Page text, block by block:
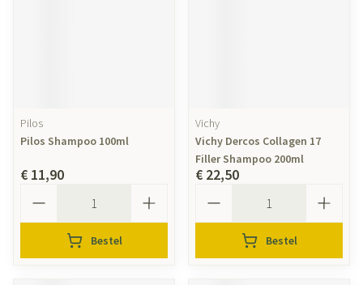
Pilos
Pilos Shampoo 100ml
€ 11,90
Bestel
Vichy
Vichy Dercos Collagen 17
Filler Shampoo 200ml
€ 22,50
Bestel